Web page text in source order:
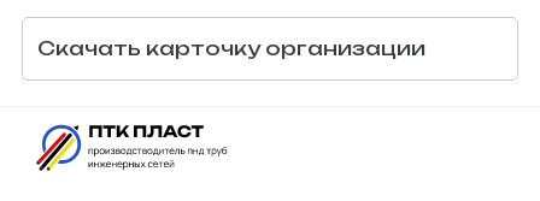
Скачать карточку организации